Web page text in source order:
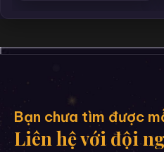
Bạn chưa tìm được
Liên hệ với đội